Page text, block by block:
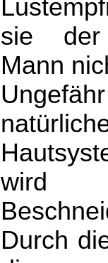
sie der
Mann
wird
Durch